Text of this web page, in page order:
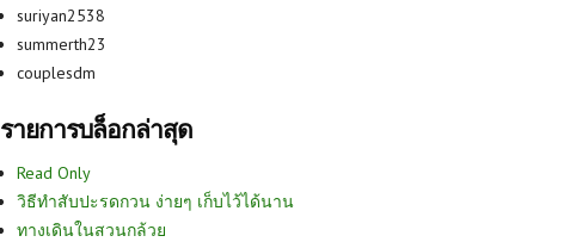
suriyan2538
summerth23
couplesdm
รายการบล็อกล่าสุด
Read Only
วิธีทำสับปะรดกวน ง่ายๆ เก็บไว้ได้นาน
ทางเดินในสวนกล้วย